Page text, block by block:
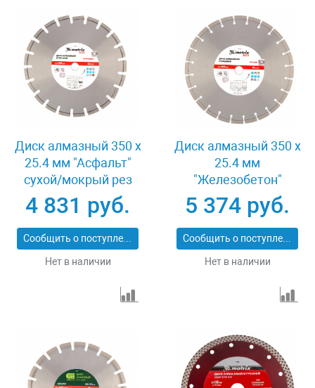
Диск алмазный 350 х
25.4 мм "Асфальт"
сухой/мокрый рез
Pro Matrix 731073
4 831 руб.
Сообщить о поступлении
Нет в наличии
Диск алмазный 350 х
25.4 мм
"Железобетон"
сухой/мокрый рез
Pro Matrix 731103
5 374 руб.
Сообщить о поступлении
Нет в наличии